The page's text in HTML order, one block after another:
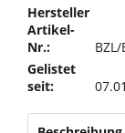
Hersteller
Artikel-
Nr.:
Gelistet
seit: